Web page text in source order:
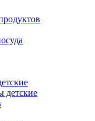
детские